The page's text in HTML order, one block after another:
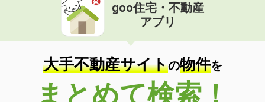
goo住宅・不動産
アプリ
大手不動産サイトの物件を
まとめて検索！